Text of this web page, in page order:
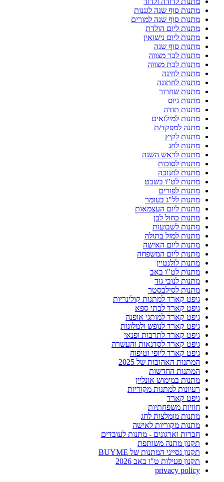
מתנות סוף שנה לגננות
מתנות סוף שנה למורים
מתנות ליום הולדת
מתנות ליום נישואין
מתנות סוף שנה
מתנות לבר מצווה
מתנות לבת מצווה
מתנות לחינה
מתנות לחתונה
מתנות שחרור
מתנות גיוס
מתנות תודה
מתנות למילואים
מתנה למפקד/ת
מתנות לקיץ
מתנות לחג
מתנות לראש השנה
מתנות לסוכות
מתנות לחנוכה
מתנות לט"ו בשבט
מתנות לפורים
מתנות לל"ג בעומר
מתנות ליום העצמאות
מתנות כחול לבן
מתנות לשבועות
מתנות למזל בתולה
מתנות ליום האישה
מתנות ליום המשפחה
מתנות לולנטיין
מתנות לט"ו באב
מתנות לנובי גוד
מתנות לסילבסטר
גיפט קארד למתנות קולינריות
גיפט קארד לבתי ספא
גיפט קארד למותגי אופנה
גיפט קארד לנופש ולמלונות
גיפט קארד לתרבות ופנאי
גיפט קארד לסדנאות והעשרה
גיפט קארד ליופי וטיפוח
המתנות האהובות של 2025
המתנות החדשות
מתנות במימוש אונליין
רעיונות למתנות מקוריות
גיפט קארד
חוויות משפחתיות
מתנות מומלצות לחג
מתנות מקוריות לאישה
חברות וארגונים - מתנות לעובדים
תקנון מתנה משותפת
תקנון נסייני המתנות של BUYME
תקנון פעילות ט"ו באב 2026
privacy policy